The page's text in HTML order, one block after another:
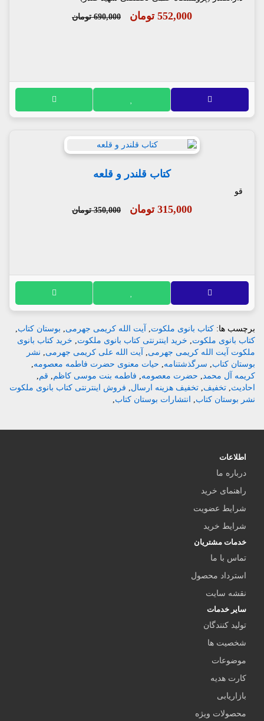
552,000 تومان 690,000 تومان
کتاب قلندر و قلعه
قو
315,000 تومان 350,000 تومان
برچسب ها: کتاب بانوی ملکوت, آیت الله کریمی جهرمی, بوستان کتاب,
کتاب بانوی ملکوت, خرید اینترنتی کتاب بانوی ملکوت, خرید کتاب بانوی
ملکوت آیت الله کریمی جهرمی, آیت الله علی کریمی جهرمی, نشر
بوستان کتاب, سرگذشتنامه, حیات معنوی حضرت فاطمه معصومه,
کریمه آل محمد, حضرت معصومه, فاطمه بنت موسی کاظم, قم,
احادیث, تخفیف, تخفیف هزینه ارسال, فروش اینترنتی کتاب بانوی ملکوت
نشر بوستان کتاب, انتشارات بوستان کتاب,
اطلاعات
درباره ما
راهنمای خرید
شرایط عضویت
شرایط خرید
خدمات مشتریان
تماس با ما
استرداد محصول
نقشه سایت
سایر خدمات
تولید کنندگان
شخصیت ها
موضوعات
کارت هدیه
بازاریابی
محصولات ویژه